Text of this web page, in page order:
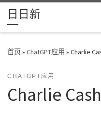
Skip to content
日日新
首页»ChatGPT应用 »Charlie
CHATGPT应用
Charlie Cash